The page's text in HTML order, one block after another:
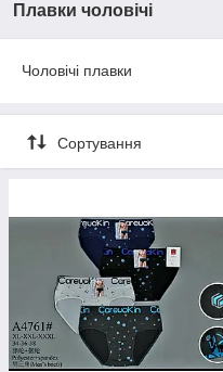
Плавки чоловічі
Чоловічі плавки
Сортування